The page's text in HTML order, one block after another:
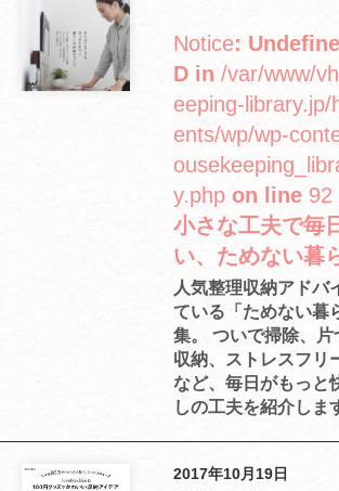
Notice:
D in /var/www/
eeping-
ents/wp/wp-
y.php on line 92
小さな工夫で毎
い、ためない暮
人気整理収納アドバ
ている「ためない暮
集。 ついで掃除、片
収納、ストレスフリ
など、毎日がもっと
しの工夫を紹介しま
2017年10月19日